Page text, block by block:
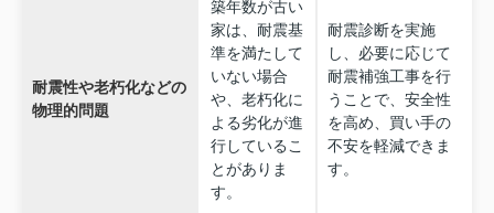
耐震性や老朽化などの
物理的問題
築年数が古い
家は、耐震基
準を満たして
いない場合
や、老朽化に
よる劣化が進
行しているこ
とがありま
す。
耐震診断を実施
し、必要に応じて
耐震補強工事を行
うことで、安全性
を高め、買い手の
不安を軽減できま
す。